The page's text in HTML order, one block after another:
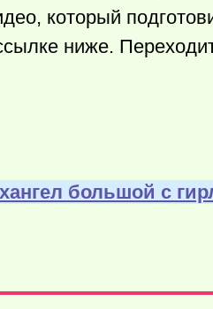
который
ниже.
большой с